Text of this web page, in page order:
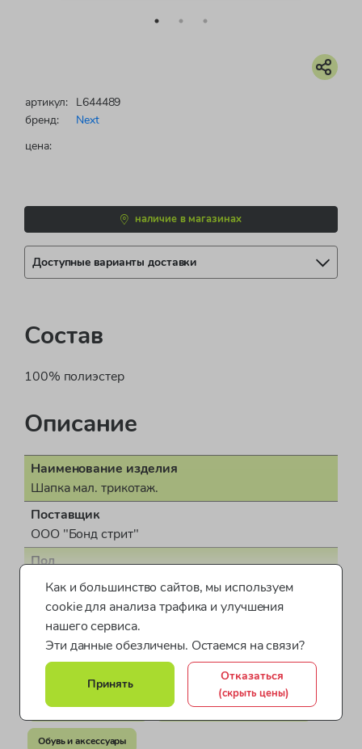
артикул: L644489
бренд:
Next
цена:
наличие в магазинах
Доступные варианты доставки
Состав
100% полиэстер
Описание
Наименование изделия
Шапка мал. трикотаж.
Поставщик
ООО "Бонд стрит"
Пол
для мальчика
Страна производства
КНР (Китайская Народная Республика)
Документ о соответствии
ТС BY/112 11.01. ТР007 043 09029
Коллекция
Girls Accs
Показать все характеристики
Шапки для детей Обувь и аксессуары Next
Обувь и аксессуары (мальчики)
Аксессуары для детей Обувь и аксессуары по бренду
Обувь и аксессуары
Как и большинство сайтов, мы используем
cookie для анализа трафика и улучшения
нашего сервиса.
Эти данные обезличены. Остаемся на связи?
Принять
Отказаться
(скрыть цены)